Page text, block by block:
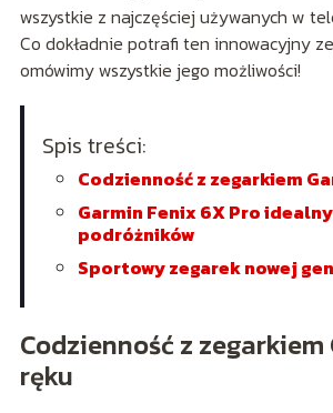
wszystkie z najczęściej używanych w
Co dokładnie potrafi ten innowacyjny
omówimy wszystkie jego możliwości!
Spis treści:
Codzienność z zegarkiem
Garmin Fenix 6X Pro
podróżników
Sportowy zegarek nowej
Codzienność z
ręku